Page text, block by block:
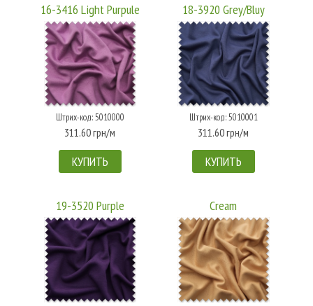
16-3416 Light Purpule
Штрих-код: 5010000
311.60 грн/м
КУПИТЬ
18-3920 Grey/Bluy
Штрих-код: 5010001
311.60 грн/м
КУПИТЬ
19-3520 Purple Cream